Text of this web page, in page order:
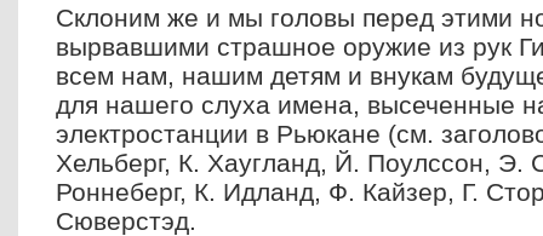
Склоним же и мы головы перед этими
вырвавшими страшное оружие из рук
всем нам, нашим детям и внукам
для нашего слуха имена, высеченные
электростанции в Рьюкане (см.
Хельберг, К. Хаугланд, Й. Поулссон, Э.
Роннеберг, К. Идланд, Ф. Кайзер, Г.
Сюверстэд.